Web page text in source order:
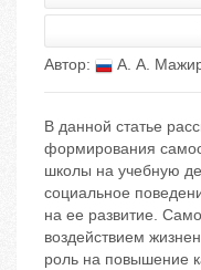
Автор: А. А.
В данной статье
формирования
школы на учебную
социальное
на ее развитие.
воздействием
роль на повышение